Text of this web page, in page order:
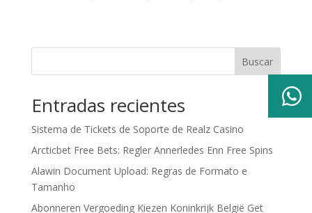
Buscar
Entradas recientes
Sistema de Tickets de Soporte de Realz Casino
Arcticbet Free Bets: Regler Annerledes Enn Free Spins
Alawin Document Upload: Regras de Formato e
Tamanho
Abonneren Vergoeding Kiezen Koninkrijk België Get
